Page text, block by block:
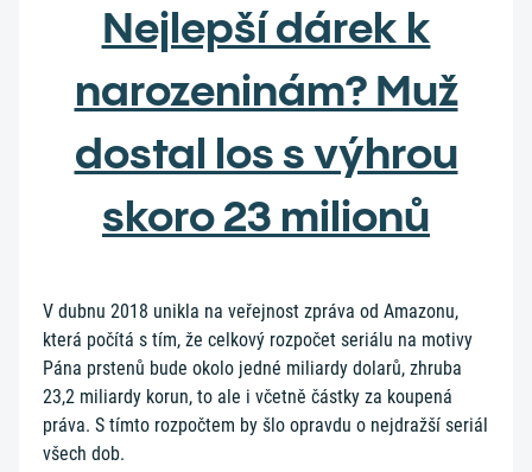
Nejlepší dárek k
narozeninám? Muž
dostal los s výhrou
skoro 23 milionů
V dubnu 2018 unikla na veřejnost zpráva od Amazonu,
která počítá s tím, že celkový rozpočet seriálu na motivy
Pána prstenů bude okolo jedné miliardy dolarů, zhruba
23,2 miliardy korun, to ale i včetně částky za koupená
práva. S tímto rozpočtem by šlo opravdu o nejdražší seriál
všech dob.